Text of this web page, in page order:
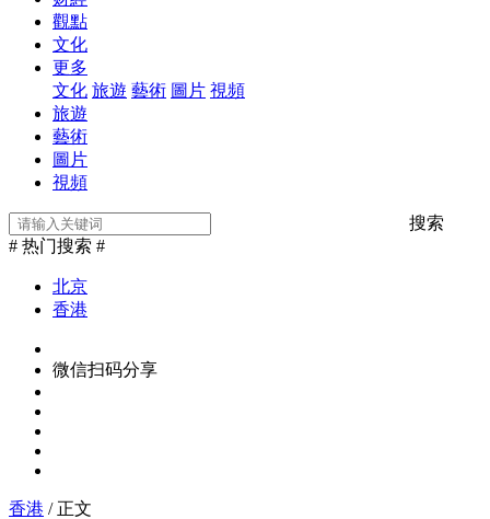
觀點
文化
更多
文化 旅遊 藝術 圖片 視頻
旅遊
藝術
圖片
視頻
搜索
# 热门搜索 #
北京
香港
微信扫码分享
香港 / 正文